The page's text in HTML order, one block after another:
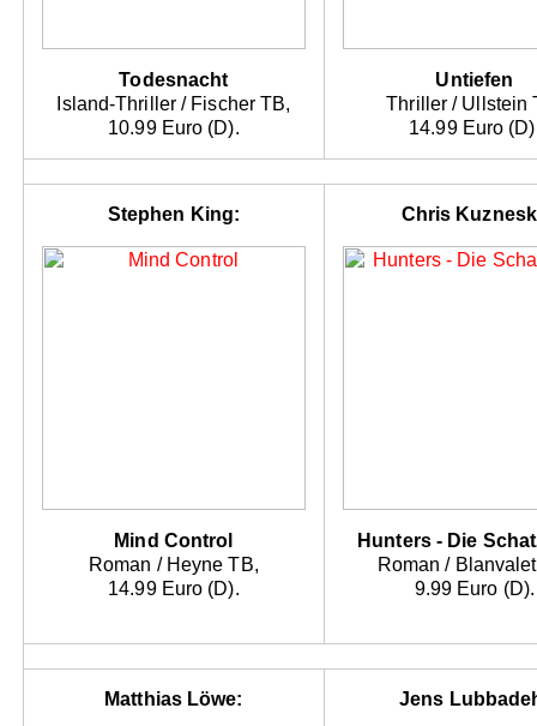
Todesnacht
Island-Thriller / Fischer TB,
10.99 Euro (D).
Untiefen
Thriller / Ullstein
14.99 Euro
Stephen King:
Mind Control
Roman / Heyne TB,
14.99 Euro (D).
Chris
Hunters - Die
Roman /
9.99 Euro (D).
Matthias Löwe: Jens